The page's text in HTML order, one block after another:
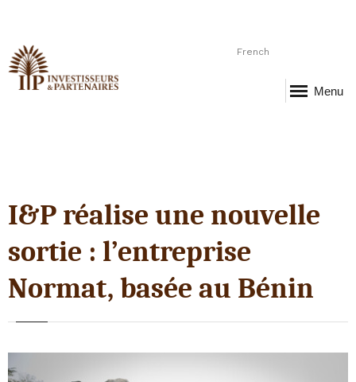
French
Menu
I&P réalise une nouvelle
sortie : l’entreprise
Normat, basée au Bénin